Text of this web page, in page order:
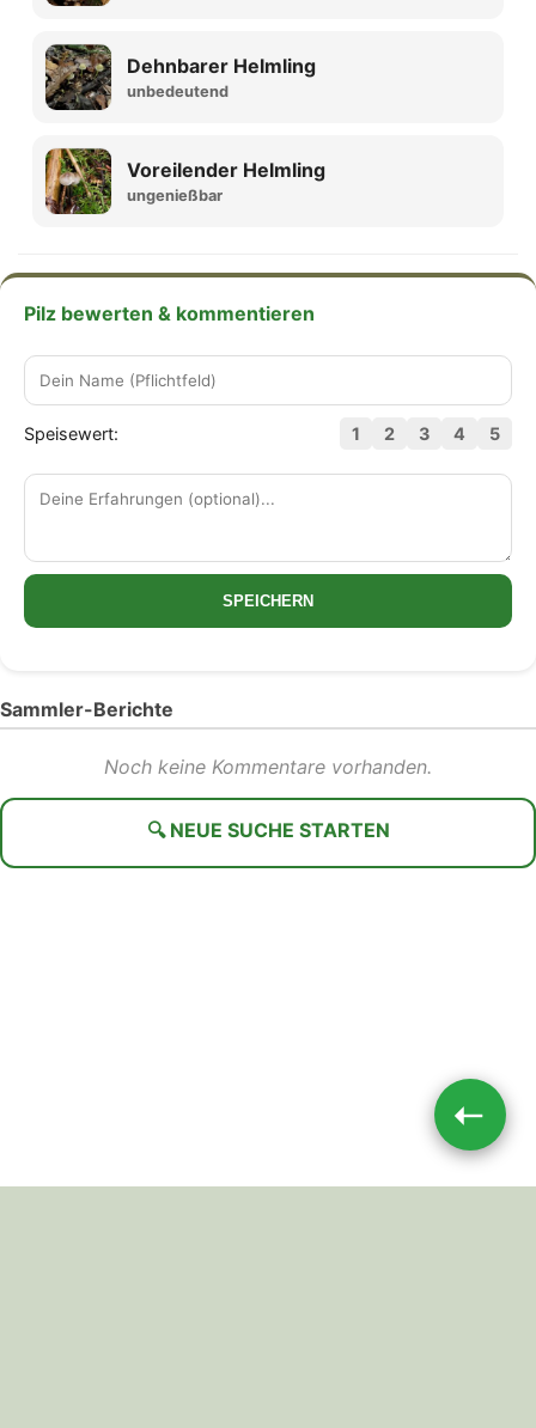
Dehnbarer Helmling
unbedeutend
Voreilender Helmling
ungenießbar
Pilz bewerten & kommentieren
Speisewert: 1 2 3 4 5
SPEICHERN
Sammler-Berichte
Noch keine Kommentare vorhanden.
🔍 NEUE SUCHE STARTEN
➝